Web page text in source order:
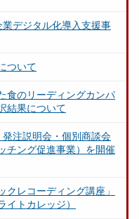
業デジタル化導入支援事
ついて
食のリーディングカンパ
結果について
注説明会・個別商談会
チング促進事業）を開催
レコーディング講座」
イトカレッジ）